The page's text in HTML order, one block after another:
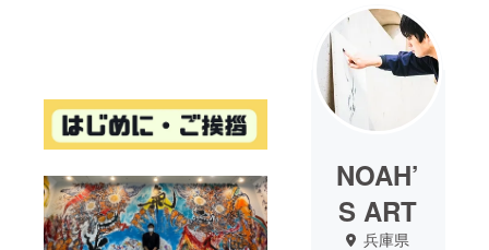
NOAH’
S ART
兵庫県